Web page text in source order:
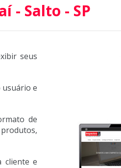
- Salto - SP
seus
usuário e
de
cliente e